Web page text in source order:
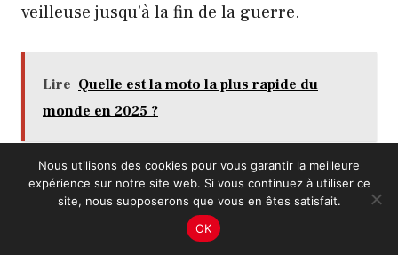
veilleuse jusqu’à la fin de la guerre.
Lire Quelle est la moto la plus rapide du
monde en 2025 ?
FB Mondial a été le plus actif entre 1948 et
1979, et a commencé à produire le premier
moteur de 125 cm3 en 1949. Bien que
Nous utilisons des cookies pour vous garantir la meilleure
expérience sur notre site web. Si vous continuez à utiliser ce
site, nous supposerons que vous en êtes satisfait.
OK